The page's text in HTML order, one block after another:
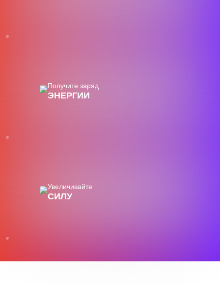
Получите заряд
ЭНЕРГИИ
Увеличивайте
СИЛУ